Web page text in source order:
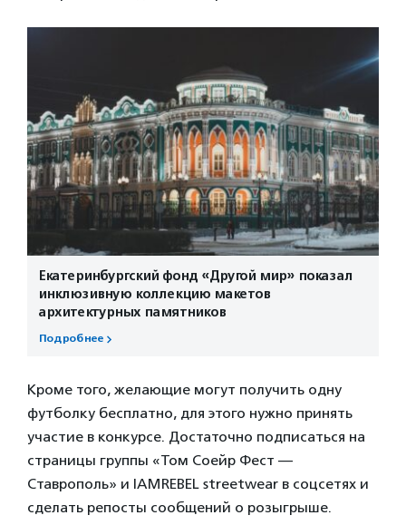
Екатеринбургский фонд «Другой мир» показал
инклюзивную коллекцию макетов
архитектурных памятников
Подробнее
Кроме того, желающие могут получить одну
футболку бесплатно, для этого нужно принять
участие в конкурсе. Достаточно подписаться на
страницы группы «Том Соейр Фест —
Ставрополь» и IAMREBEL streetwear в соцсетях и
сделать репосты сообщений о розыгрыше.